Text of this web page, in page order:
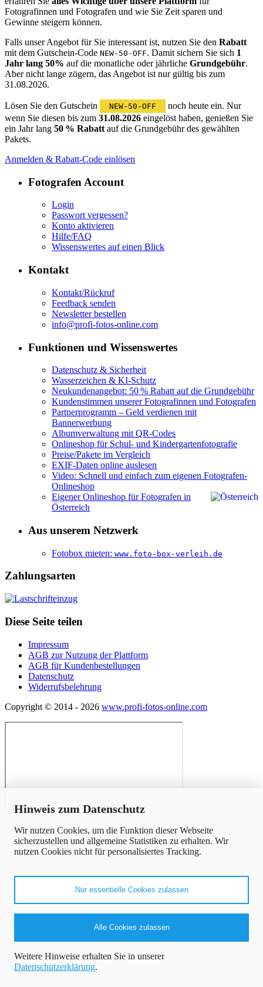
Hinweis zum Datenschutz
Wir nutzen Cookies, um die Funktion dieser Webseite
sicherzustellen und allgemeine Statistiken zu erhalten. Wir
nutzen Cookies nicht für personalisiertes Tracking.
Nur essentielle Cookies zulassen
Alle Cookies zulassen
Weitere Hinweise erhalten Sie in unserer
Datenschutzerklärung.
Fotografinnen und Fotografen und wie Sie Zeit sparen und
Gewinne steigern können.
Falls unser Angebot für Sie interessant ist, nutzen Sie den Rabatt
mit dem Gutschein-Code NEW-50-OFF. Damit sichern Sie sich 1
Jahr lang 50% auf die monatliche oder jährliche Grundgebühr.
Aber nicht lange zögern, das Angebot ist nur gültig bis zum
31.08.2026.
Lösen Sie den Gutschein NEW-50-OFF
noch heute ein. Nur
wenn Sie diesen bis zum 31.08.2026 eingelöst haben, genießen Sie
ein Jahr lang 50 % Rabatt auf die Grundgebühr des gewählten
Pakets.
Anmelden & Rabatt-Code einlösen
Fotografen Account
Login
Passwort vergessen?
Konto aktivieren
Hilfe/FAQ
Wissenswertes auf einen Blick
Kontakt
Kontakt/Rückruf
Feedback senden
Newsletter bestellen
info@profi-fotos-online.com
Funktionen und Wissenswertes
Datenschutz & Sicherheit
Wasserzeichen & KI-Schutz
Neukundenangebot: 50 % Rabatt auf die Grundgebühr
Kundenstimmen unserer Fotografinnen und Fotografen
Partnerprogramm – Geld verdienen mit
Bannerwerbung
Albumverwaltung mit QR-Codes
Onlineshop für Schul- und Kindergartenfotografie
Preise/Pakete im Vergleich
EXIF-Daten online auslesen
Video: Schnell und einfach zum eigenen Fotografen-
Onlineshop
Eigener Onlineshop für Fotografen in
Österreich
Aus unserem Netzwerk
Fotobox mieten: www.foto-box-verleih.de
Zahlungsarten
Diese Seite teilen
Impressum
AGB zur Nutzung der Plattform
AGB für Kundenbestellungen
Datenschutz
Widerrufsbelehrung
Copyright © 2014 - 2026 www.profi-fotos-online.com